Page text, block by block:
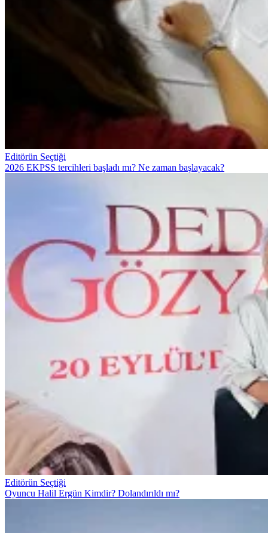
Editörün Seçtiği
2026 EKPSS tercihleri başladı mı? Ne zaman başlayacak?
Editörün Seçtiği
Oyuncu Halil Ergün Kimdir? Dolandırıldı mı?